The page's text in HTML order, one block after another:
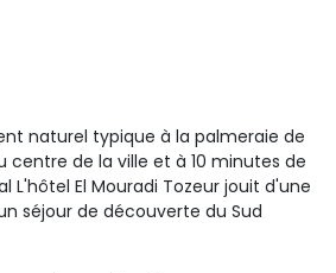
naturel typique à la palmeraie de
centre de la ville et à 10 minutes de
L'hôtel El Mouradi Tozeur jouit d'une
séjour de découverte du Sud